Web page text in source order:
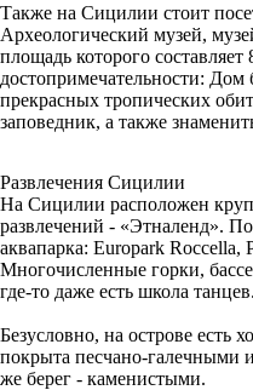
Также на Сицилии стоит
Археологический музей,
площадь которого
достопримечательности:
прекрасных тропических
заповедник, а также
Развлечения Сицилии
На Сицилии расположен
развлечений - «Этналенд».
аквапарка: Europark
Многочисленные горки,
где-то даже есть школа танцев.
Безусловно, на острове
покрыта песчано-галечными
же берег - каменистыми.